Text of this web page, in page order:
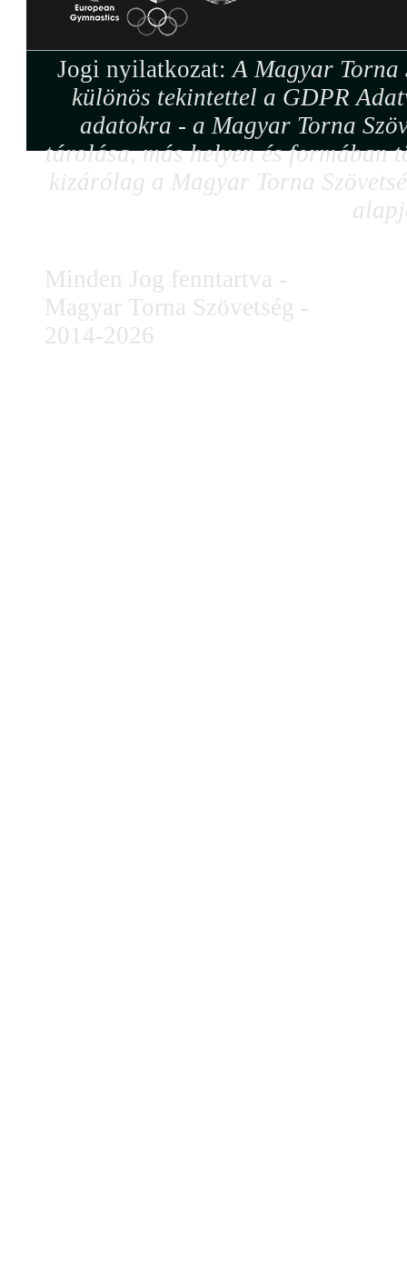
Jogi nyilatkozat:A Magyar Torna
különös tekintettel a GDPR
adatokra - a Magyar Torna
tárolása, más helyen és formában
kizárólag a Magyar Torna
Minden Jog fenntartva -
Magyar Torna Szövetség -
2014-2026